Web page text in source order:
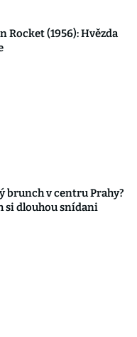
Rocket (1956): Hvězda
brunch v centru Prahy?
si dlouhou snídani